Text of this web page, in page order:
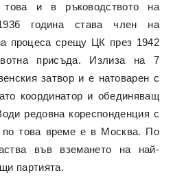
и в ръководството на
година става член на
процеса срещу ЦК през 1942
присъда. Излиза на 7
затвор и е натоварен с
координатор и обединяващ
редовна кореспонденция с
по това време е в Москва. По
във вземането на най-
партията.